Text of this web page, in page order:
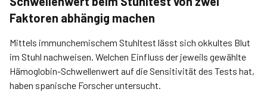
Faktoren abhängig machen
Mittels immunchemischem Stuhltest lässt sich okkultes Blut
im Stuhl nachweisen. Welchen Einfluss der jeweils gewählte
Hämoglobin-Schwellenwert auf die Sensitivität des Tests hat,
haben spanische Forscher untersucht.